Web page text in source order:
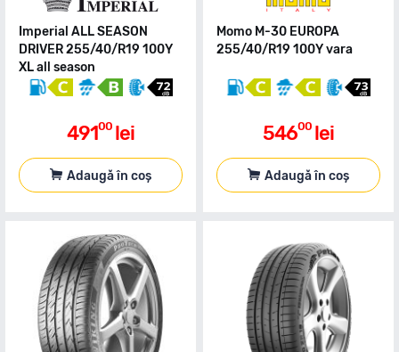
Imperial ALL SEASON
DRIVER 255/40/R19 100Y
XL all season
49100 lei
Adaugă în coș
Momo M-30 EUROPA
255/40/R19 100Y vara
54600 lei
Adaugă în coș